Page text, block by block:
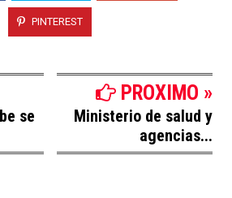
PINTEREST
se
PROXIMO »
Ministerio de salud y
agencias...